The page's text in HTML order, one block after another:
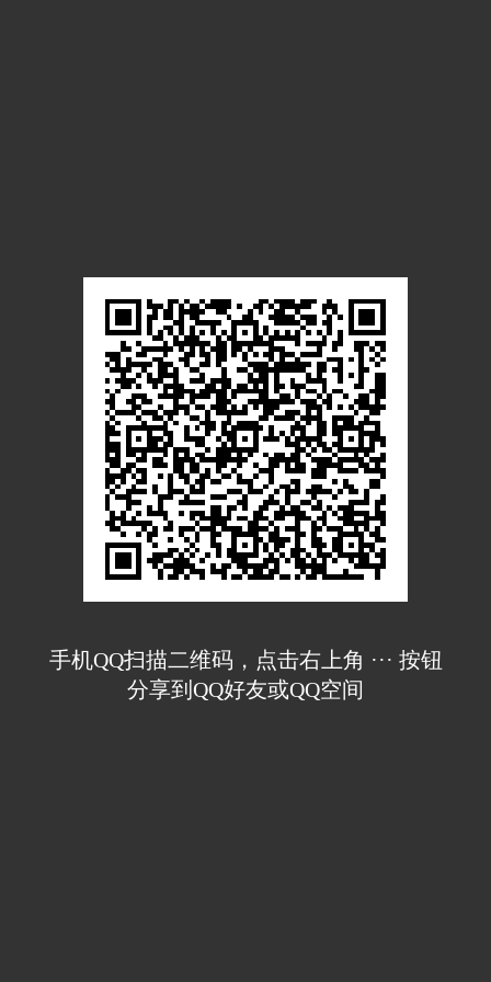
手机QQ扫描二维码，点击右上角 ··· 按钮
分享到QQ好友或QQ空间